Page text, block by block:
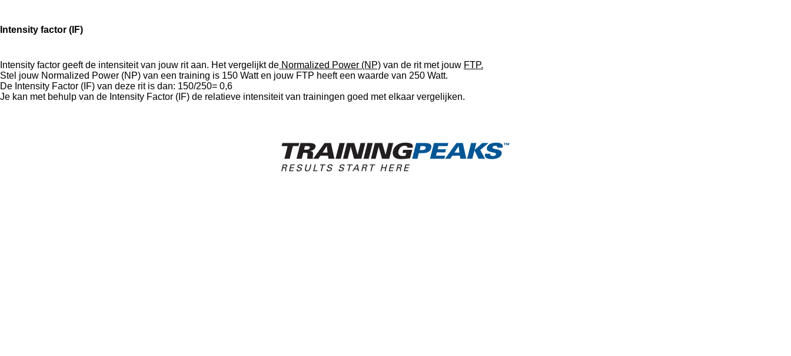
Intensity factor (IF)
Intensity factor geeft de intensiteit van jouw rit aan. Het vergelijkt de Normalized Power (NP) van de rit met jouw FTP.
Stel jouw Normalized Power (NP) van een training is 150 Watt en jouw FTP heeft een waarde van 250 Watt.
De Intensity Factor (IF) van deze rit is dan: 150/250= 0,6
Je kan met behulp van de Intensity Factor (IF) de relatieve intensiteit van trainingen goed met elkaar vergelijken.